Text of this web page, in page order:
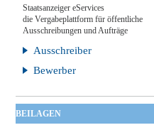
Staatsanzeiger eServices
die Vergabeplattform für öffentliche
Ausschreibungen und Aufträge
Ausschreiber
Bewerber
BEILAGEN